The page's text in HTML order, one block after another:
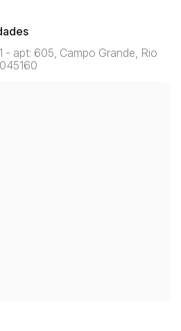
- apt: 605, Campo Grande, Rio